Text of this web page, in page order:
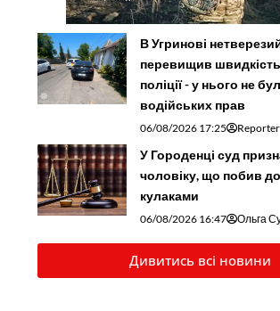
В Угринові
перевищив швидкість
поліції - у нього не
водійських прав
06/08/2026 17:25 Reporter
У Городенці суд
чоловіку, що побив
кулаками
06/08/2026 16:47 Ольга
Дивитись всі новини